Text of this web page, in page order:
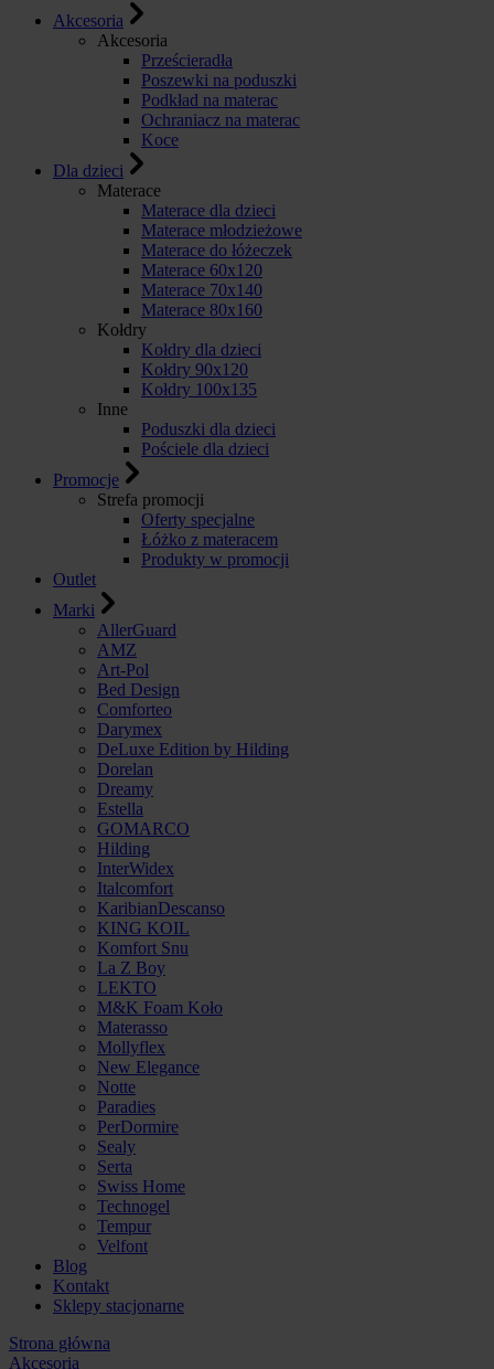
Akcesoria
Akcesoria
Prześcieradła
Poszewki na poduszki
Podkład na materac
Ochraniacz na materac
Koce
Dla dzieci
Materace
Materace dla dzieci
Materace młodzieżowe
Materace do łóżeczek
Materace 60x120
Materace 70x140
Materace 80x160
Kołdry
Kołdry dla dzieci
Kołdry 90x120
Kołdry 100x135
Inne
Poduszki dla dzieci
Pościele dla dzieci
Promocje
Strefa promocji
Oferty specjalne
Łóżko z materacem
Produkty w promocji
Outlet
Marki
AllerGuard
AMZ
Art-Pol
Bed Design
Comforteo
Darymex
DeLuxe Edition by Hilding
Dorelan
Dreamy
Estella
GOMARCO
Hilding
InterWidex
Italcomfort
KaribianDescanso
KING KOIL
Komfort Snu
La Z Boy
LEKTO
M&K Foam Koło
Materasso
Mollyflex
New Elegance
Notte
Paradies
PerDormire
Sealy
Serta
Swiss Home
Technogel
Tempur
Velfont
Blog
Kontakt
Sklepy stacjonarne
Strona główna
Akcesoria